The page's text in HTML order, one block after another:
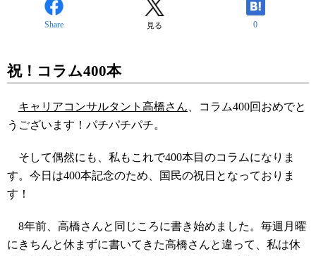
Share 見る 0
祝！コラム400本
キャリアコンサルタント高橋さん 、コラム400回おめでと
うございます！パチパチパチ。
そして偶然にも、私もこれで400本目のコラムになりま
す。今日は400本記念のため、国民の祝日となっておりま
す！
8年前、高橋さんと同じころに書き始めました。毎週月曜
にきちんと休まずに書いてきた高橋さんと違って、私は休